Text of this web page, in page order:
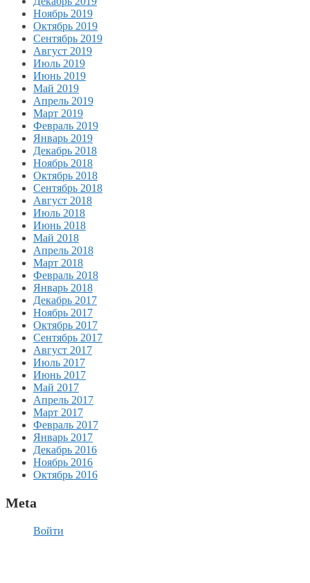
Ноябрь 2019
Октябрь 2019
Сентябрь 2019
Август 2019
Июль 2019
Июнь 2019
Май 2019
Апрель 2019
Март 2019
Февраль 2019
Январь 2019
Декабрь 2018
Ноябрь 2018
Октябрь 2018
Сентябрь 2018
Август 2018
Июль 2018
Июнь 2018
Май 2018
Апрель 2018
Март 2018
Февраль 2018
Январь 2018
Декабрь 2017
Ноябрь 2017
Октябрь 2017
Сентябрь 2017
Август 2017
Июль 2017
Июнь 2017
Май 2017
Апрель 2017
Март 2017
Февраль 2017
Январь 2017
Декабрь 2016
Ноябрь 2016
Октябрь 2016
Meta
Войти